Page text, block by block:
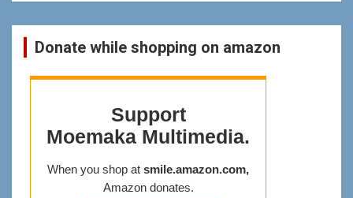
Donate while shopping on amazon